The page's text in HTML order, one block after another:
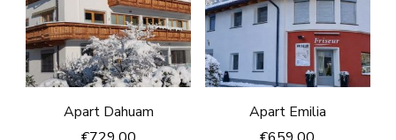
Apart Dahuam
Apart Emilia